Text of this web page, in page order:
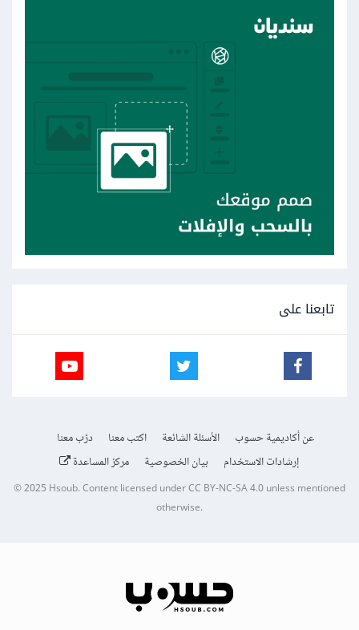
تابعنا على
عن أكاديمية حسوب الأسئلة الشائعة اكتب معنا
درّب معنا
إرشادات الاستخدام
بيان الخصوصية مركز المساعدة
© 2025Hsoub.Content licensed underCC BY-NC-SA 4.0unless mentioned
otherwise.